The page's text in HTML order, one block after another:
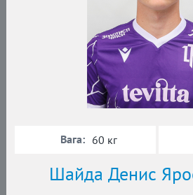
Шайда Денис
Вага: 60 кг